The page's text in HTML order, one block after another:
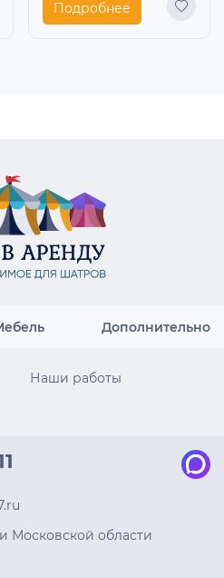
Подробнее
Дополнительно
Наши работы
Московской области